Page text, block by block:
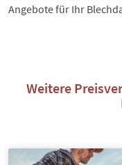
Angebote für Ihr
Weitere